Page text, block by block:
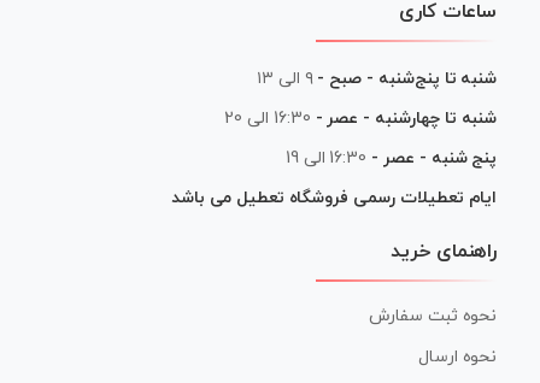
ساعات کاری
شنبه تا پنج‌شنبه - صبح - ۹ الی ۱۳
شنبه تا چهارشنبه - عصر - 16:30 الی 20
پنج شنبه - عصر - 16:30 الی 19
ایام تعطیلات رسمی فروشگاه تعطیل می باشد
راهنمای خرید
نحوه ثبت سفارش
نحوه ارسال